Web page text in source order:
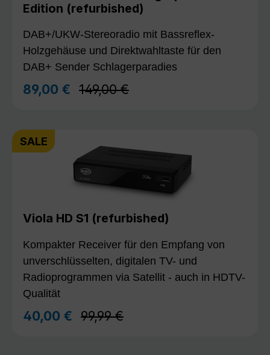
Edition (refurbished)
DAB+/UKW-Stereoradio mit Bassreflex-
Holzgehäuse und Direktwahltaste für den
DAB+ Sender Schlagerparadies
Verkaufspreis:
89,00 € Regulärer Preis:
149,00 €
SALE
Viola HD S1 (refurbished)
Kompakter Receiver für den Empfang von
unverschlüsselten, digitalen TV- und
Radioprogrammen via Satellit - auch in HDTV-
Qualität
Verkaufspreis:
40,00 € Regulärer Preis:
99,99 €